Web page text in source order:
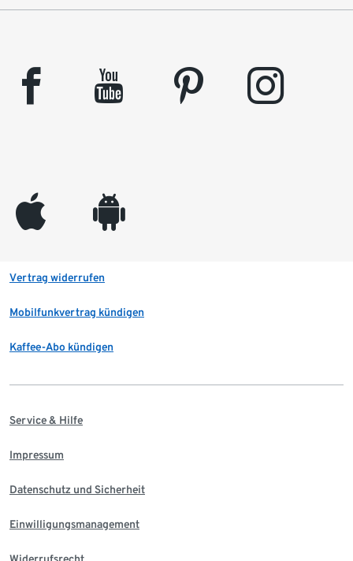
facebook youtube pinterest instagram
appleinc android
Vertrag widerrufen
Mobilfunkvertrag kündigen
Kaffee-Abo kündigen
Service & Hilfe
Impressum
Datenschutz und Sicherheit
Einwilligungsmanagement